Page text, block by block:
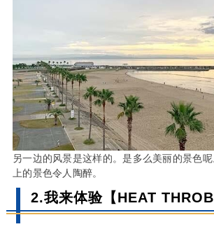
另一边的风景是这样的。是多么美丽的景色
上的景色令人陶醉。
2.我来体验【HEAT THROB